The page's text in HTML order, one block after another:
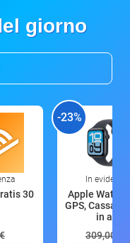
giorno
30
-23%
In evidenza
Apple Watch
GPS, Cassa
in all
309,00 €